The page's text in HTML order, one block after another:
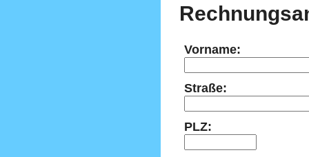
Vorname:
Straße:
PLZ: